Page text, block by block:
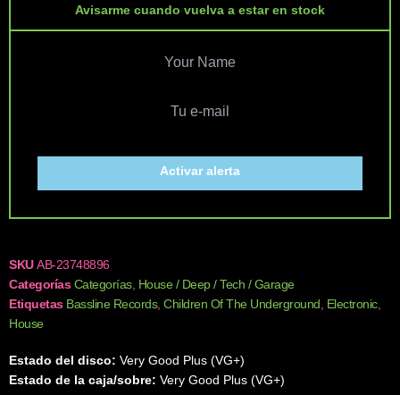
Avisarme cuando vuelva a estar en stock
Activar alerta
SKUAB-23748896
Categorías Categorías, House / Deep / Tech / Garage
Etiquetas Bassline Records, Children Of The Underground, Electronic,
House
Estado del disco: Very Good Plus (VG+)
Estado de la caja/sobre: Very Good Plus (VG+)